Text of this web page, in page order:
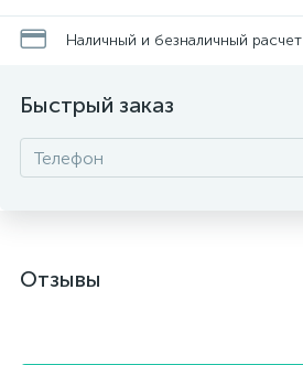
Наличный и безналичный расчет
Быстрый заказ
Отзывы